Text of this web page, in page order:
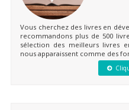
Vous cherchez des livres en
recommandons plus de 500
sélection des meilleurs livres
nous apparaissent comme des